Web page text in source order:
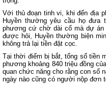
Với thủ đoạn tinh vi, khi đến địa
Huyền thường yêu cầu họ
phương cứ chờ dài cổ mà dự
được hỏi, Huyền thường biện
không trả lại tiền đặt cọc.
Tại thời điểm bị bắt, tổng số tiền
phương khoảng 840 triệu đồng
quan chức năng cho rằng con số
ngày nào cũng có người nộp đơn